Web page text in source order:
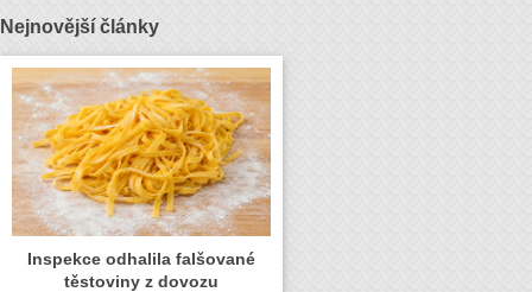
Nejnovější články
Inspekce odhalila falšované
těstoviny z dovozu